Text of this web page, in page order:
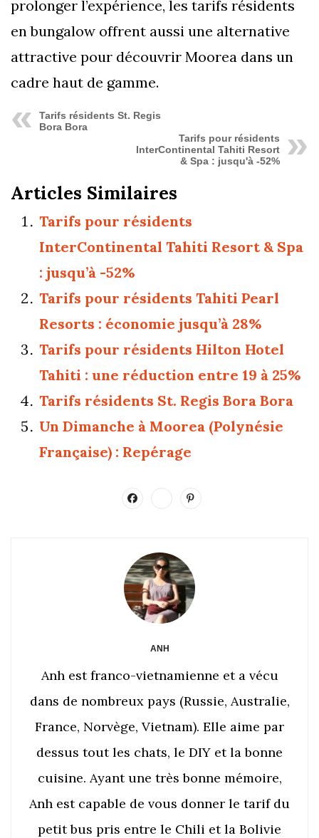
prolonger l’expérience, les tarifs résidents
en bungalow offrent aussi une alternative
attractive pour découvrir Moorea dans un
cadre haut de gamme.
Tarifs résidents St. Regis
Bora Bora
Tarifs pour résidents
InterContinental Tahiti Resort
& Spa : jusqu'à -52%
Articles Similaires
Tarifs pour résidents
InterContinental Tahiti Resort & Spa
: jusqu’à -52%
Tarifs pour résidents Tahiti Pearl
Resorts : économie jusqu’à 28%
Tarifs pour résidents Hilton Hotel
Tahiti : une réduction entre 19 à 25%
Tarifs résidents St. Regis Bora Bora
Un Dimanche à Moorea (Polynésie
Française) : Repérage
ANH
Anh est franco-vietnamienne et a vécu
dans de nombreux pays (Russie, Australie,
France, Norvège, Vietnam). Elle aime par
dessus tout les chats, le DIY et la bonne
cuisine. Ayant une très bonne mémoire,
Anh est capable de vous donner le tarif du
petit bus pris entre le Chili et la Bolivie